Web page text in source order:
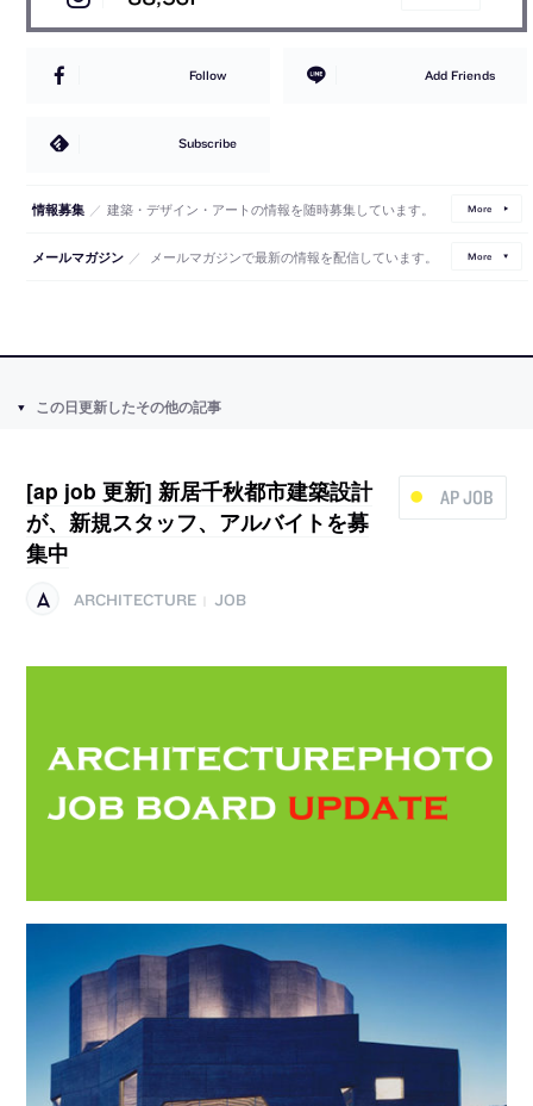
Follow Add Friends
Subscribe
情報募集 ／ 建築・デザイン・アートの情報を随時募集しています。 More
メールマガジン ／ メールマガジンで最新の情報を配信しています。 More
この日更新したその他の記事
AP JOB
[ap job 更新] 新居千秋都市建築設計
が、新規スタッフ、アルバイトを募
集中
ARCHITECTURE JOB